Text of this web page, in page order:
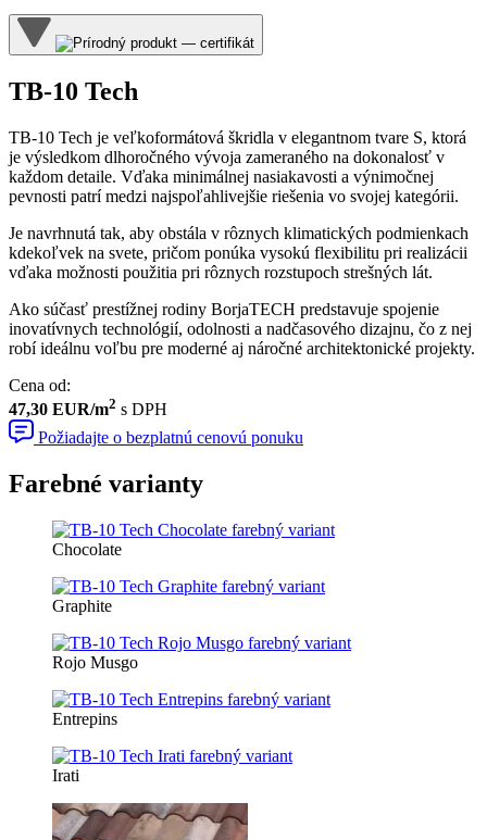
TB-10 Tech
TB-10 Tech je veľkoformátová škridla v elegantnom tvare S, ktorá
je výsledkom dlhoročného vývoja zameraného na dokonalosť v
každom detaile. Vďaka minimálnej nasiakavosti a výnimočnej
pevnosti patrí medzi najspoľahlivejšie riešenia vo svojej kategórii.
Je navrhnutá tak, aby obstála v rôznych klimatických podmienkach
kdekoľvek na svete, pričom ponúka vysokú flexibilitu pri realizácii
vďaka možnosti použitia pri rôznych rozstupoch strešných lát.
Ako súčasť prestížnej rodiny BorjaTECH predstavuje spojenie
inovatívnych technológií, odolnosti a nadčasového dizajnu, čo z nej
robí ideálnu voľbu pre moderné aj náročné architektonické projekty.
Cena od:
47,30 EUR/m2 s DPH
Požiadajte o bezplatnú cenovú ponuku
Farebné varianty
Chocolate
Graphite
Rojo Musgo
Entrepins
Irati